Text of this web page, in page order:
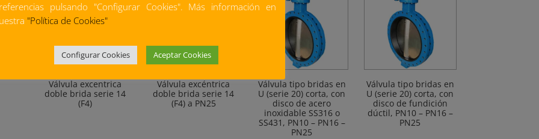
Válvula excentrica
doble brida serie 14
(F4)
Válvula excéntrica
doble brida serie 14
(F4) a PN25
Válvula tipo bridas en
U (serie 20) corta, con
disco de acero
inoxidable SS316 o
SS431, PN10 – PN16 –
PN25
Válvula tipo bridas en
U (serie 20) corta, con
disco de fundición
dúctil, PN10 – PN16 –
PN25
pulsando "Configurar Cookies". Más información en
"Política de Cookies"
Configurar Cookies Aceptar Cookies